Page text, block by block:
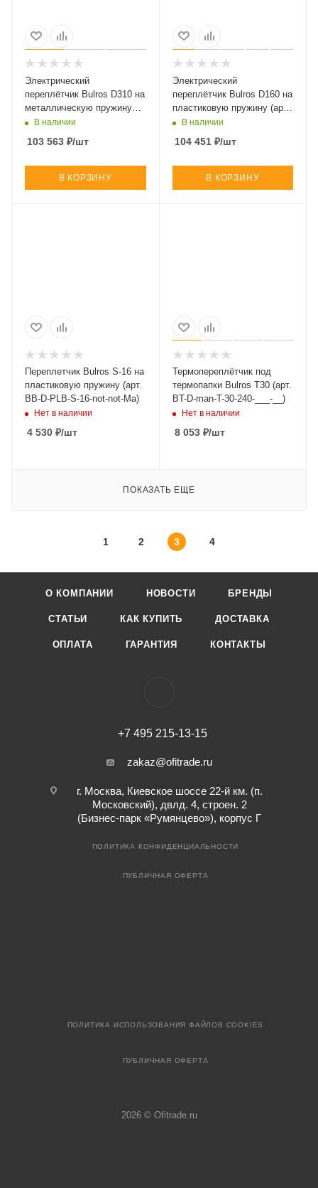
Электрический
переплётчик Bulros D310 на
металлическую пружину
(арт. BB-D-MeB-D310-yes-
В наличии
103 563 ₽/шт
В КОРЗИНУ
Электрический
переплётчик Bulros D160 на
пластиковую пружину (арт.
BB-D-PLB-D160-yes-yes-El)
В наличии
104 451₽/шт
В КОРЗИНУ
Переплетчик Bulros S-16 на
пластиковую пружину (арт.
BB-D-PLB-S-16-not-not-Ma)
Нет в наличии
4 530 ₽/шт
Термопереплётчик под
термопапки Bulros T30 (арт.
BT-D-man-T-30-240-___-__)
Нет в наличии
8 053₽/шт
ПОКАЗАТЬ ЕЩЕ
1 2 3 4
О КОМПАНИИ НОВОСТИ БРЕНДЫ
СТАТЬИ КАК КУПИТЬ ДОСТАВКА
ОПЛАТА ГАРАНТИЯ КОНТАКТЫ
+7 495 215-13-15
zakaz@ofitrade.ru
г. Москва, Киевское шоссе 22-й км. (п.
Московский), двлд. 4, строен. 2
(Бизнес-парк «Румянцево»), корпус Г
ПОЛИТИКА КОНФИДЕНЦИАЛЬНОСТИ
ПУБЛИЧНАЯ ОФЕРТА
ПОЛИТИКА ИСПОЛЬЗОВАНИЯ ФАЙЛОВ COOKIES
ПУБЛИЧНАЯ ОФЕРТА
2026 © Ofitrade.ru